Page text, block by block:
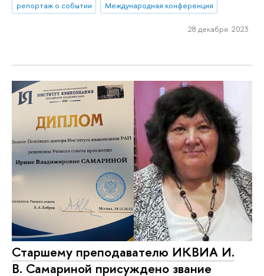
репортаж о событии
Международная конференция
28 декабря 2023
Старшему преподавателю ИКВИА И.
В. Самариной присуждено звание